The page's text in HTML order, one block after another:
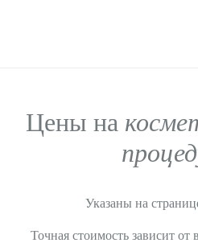
Цены на
Указаны на
Точная стоимость зависит